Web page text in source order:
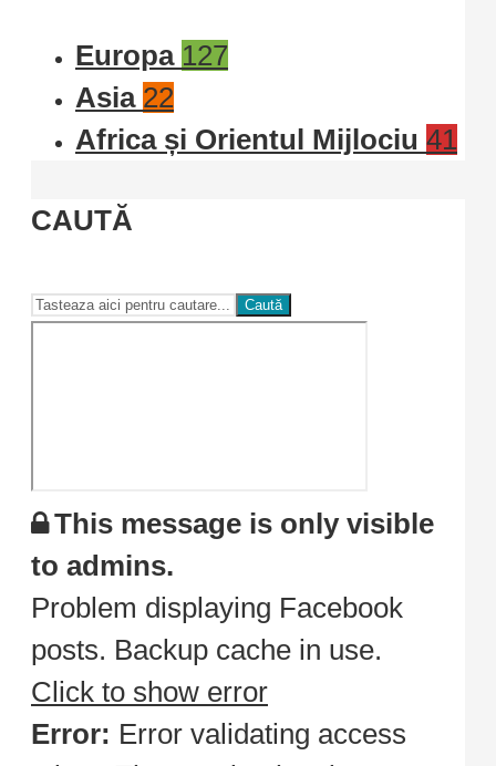
Europa 127
Asia 22
Africa și Orientul Mijlociu 41
CAUTĂ
Caută
This message is only visible
to admins.
Problem displaying Facebook
posts. Backup cache in use.
Click to show error
Error: Error validating access